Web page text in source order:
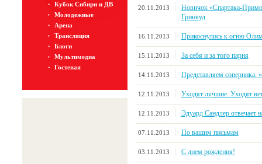
Кубок Сибири и ДВ
Молодежные
Арена
Трансляция
Блоги
Мультимедиа
Гостевая
20.11.2013
Новичок «Спартака-
Гринвуд
16.11.2013 Прикоснулись к огню
15.11.2013 За себя и за того парня
14.11.2013 Представляем соперника.
12.11.2013 Уходят лучшие. Уходят
12.11.2013 Эдуард Сандлер отвечает
07.11.2013 По вашим письмам
03.11.2013 С днем рождения!